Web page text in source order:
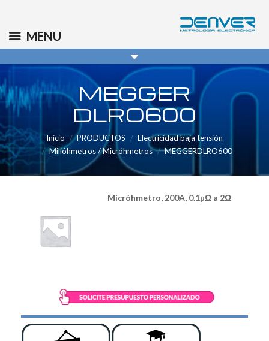
info@denver.es
MEGGER
DLRO600
Inicio PRODUCTOS
Electricidad baja tensión
Milióhmetros / Micróhmetros
MEGGERDLRO600
Micróhmetro, 200A, 0.1µΩ a 2Ω
MENU